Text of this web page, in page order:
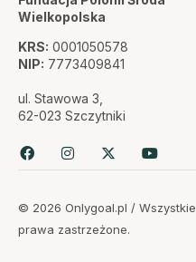
Wielkopolska
KRS: 0001050578
NIP: 7773409841
ul. Stawowa 3,
62-023 Szczytniki
© 2026 Onlygoal.pl / Wszystkie
prawa zastrzeżone.